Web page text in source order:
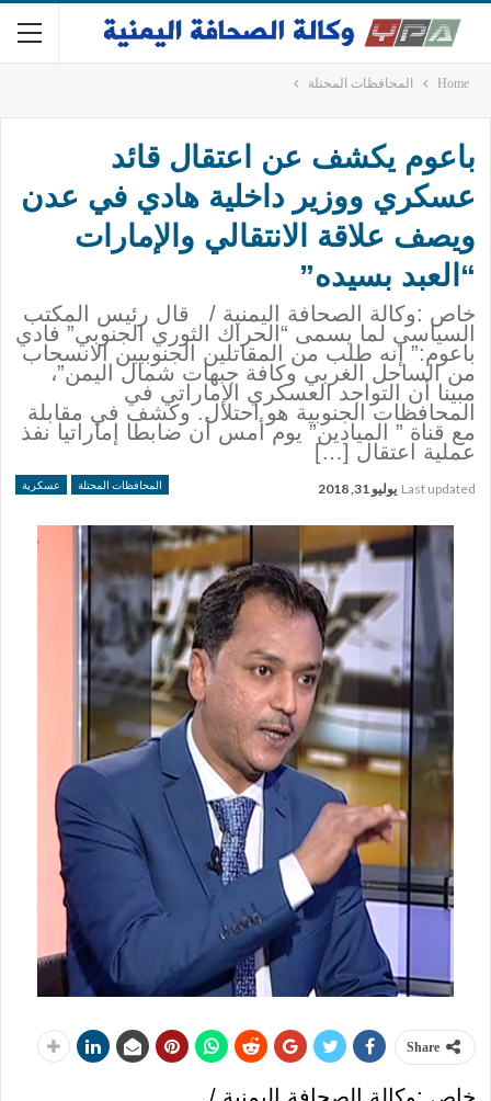
Home المحافظات المحتلة
باعوم يكشف عن اعتقال قائد
عسكري ووزير داخلية هادي في عدن
ويصف علاقة الانتقالي والإمارات
“العبد بسيده”
خاص :وكالة الصحافة اليمنية / قال رئيس المكتب
السياسي لما يسمى “الحراك الثوري الجنوبي” فادي
باعوم:” إنه طلب من المقاتلين الجنوبيين الانسحاب
من الساحل الغربي وكافة جبهات شمال اليمن”،
مبينا أن التواجد العسكري الإماراتي في
المحافظات الجنوبية هو احتلال. وكشف في مقابلة
مع قناة ” الميادين” يوم أمس أن ضابطا إماراتيا نفذ
عملية اعتقال […]
المحافظات المحتلة عسكرية Last updated يوليو 31, 2018
Share